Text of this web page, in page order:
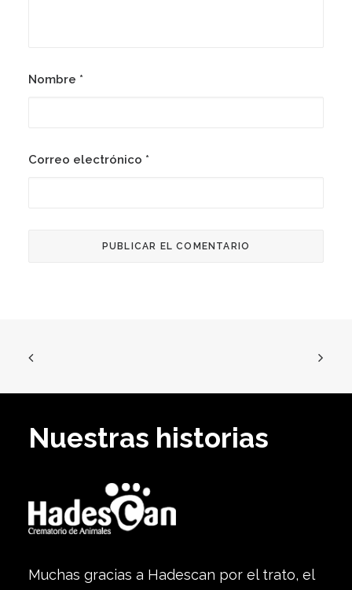
Nombre *
Correo electrónico *
Nuestras historias
Muchas gracias a Hadescan por el trato, el